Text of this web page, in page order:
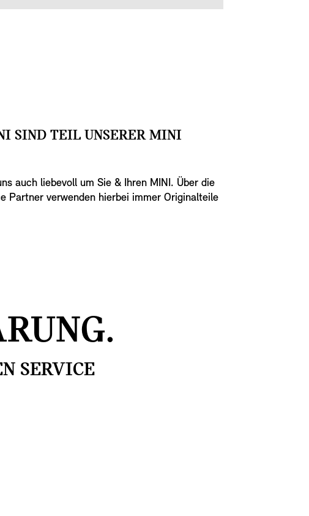
SIND TEIL UNSERER MINI
auch liebevoll um Sie & Ihren MINI. Über die
Partner verwenden hierbei immer Originalteile
SERVICE